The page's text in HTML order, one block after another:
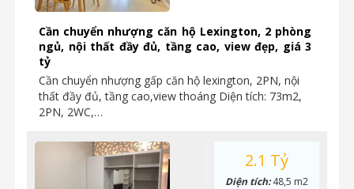
Cần chuyển nhượng căn hộ Lexington, 2 phòng
ngủ, nội thất đầy đủ, tầng cao, view đẹp, giá 3
tỷ
Cần chuyển nhượng gấp căn hộ lexington, 2PN, nội
thất đầy đủ, tầng cao,view thoáng Diện tích: 73m2,
2PN, 2WC,…
2.1 Tỷ
Diện tích:48,5 m2